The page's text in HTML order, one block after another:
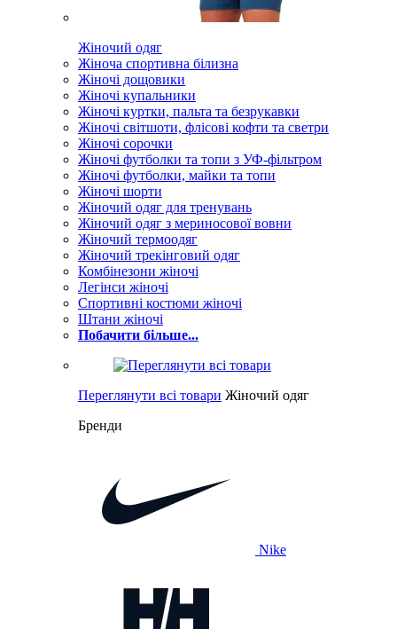
Жіночий одяг
Жіноча спортивна білизна
Жіночі дощовики
Жіночі купальники
Жіночі куртки, пальта та безрукавки
Жіночі світшоти, флісові кофти та светри
Жіночі сорочки
Жіночі футболки та топи з УФ-фільтром
Жіночі футболки, майки та топи
Жіночі шорти
Жіночий одяг для тренувань
Жіночий одяг з мериносової вовни
Жіночий термоодяг
Жіночий трекінговий одяг
Комбінезони жіночі
Легінси жіночі
Спортивні костюми жіночі
Штани жіночі
Побачити більше...
Переглянути всі товари Жіночий одяг
Бренди
Nike